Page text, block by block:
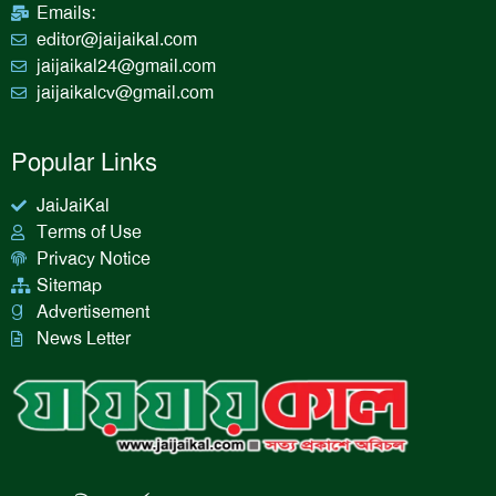
Emails:
editor@jaijaikal.com
jaijaikal24@gmail.com
jaijaikalcv@gmail.com
Popular Links
JaiJaiKal
Terms of Use
Privacy Notice
Sitemap
Advertisement
News Letter